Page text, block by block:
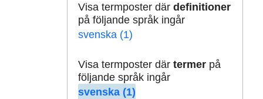
Visa termposter där definitioner
på följande språk ingår
svenska (1)
Visa termposter där termerpå
följande språk ingår
svenska (1)